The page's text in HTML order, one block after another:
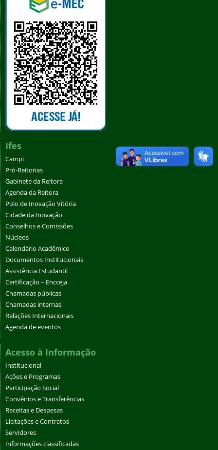
Ifes
Campi
Pró-Reitorias
Gabinete da Reitora
Agenda da Reitora
Polo de Inovação Vitória
Cidade da Inovação
Conselhos e Comissões
Núcleos
Calendário Acadêmico
Documentos Institucionais
Assistência Estudantil
Certificação – Encceja
Chamadas públicas
Chamadas internas
Relações Internacionais
Agenda de eventos
Acesso à Informação
Institucional
Ações e Programas
Participação Social
Convênios e Transferências
Receitas e Despesas
Licitações e Contratos
Servidores
Informações classificadas